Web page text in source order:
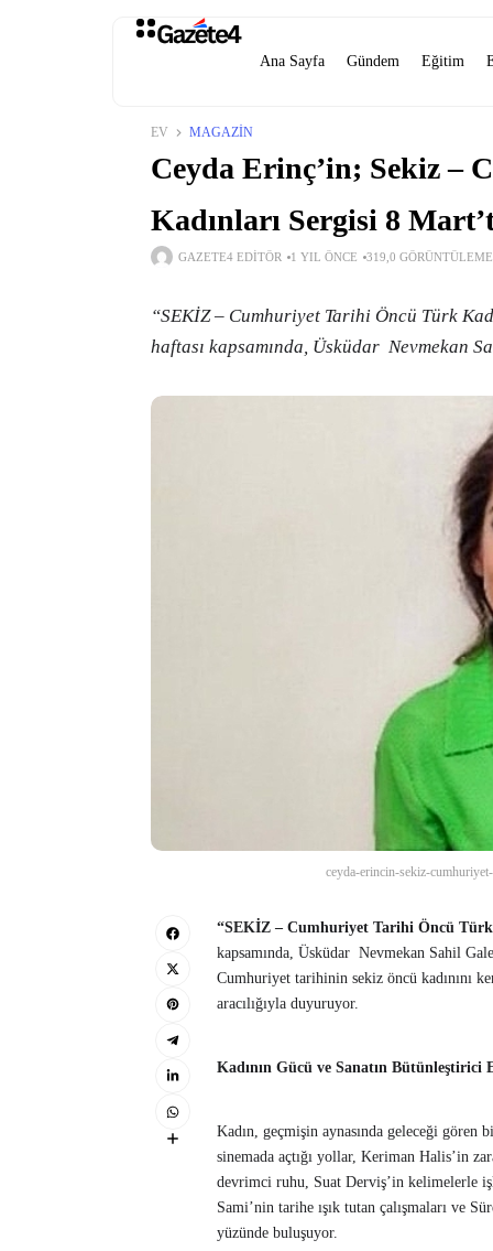
Ana Sayfa Gündem Eğitim
EV MAGAZIN
Ceyda Erinç’in; Sekiz –
Kadınları Sergisi 8
GAZETE4 EDITÖR 1 YIL ÖNCE 319,0 GÖRÜNTÜLEME
“SEKİZ – Cumhuriyet Tarihi Öncü Türk
haftası kapsamında, Üsküdar Nevmekan
ceyda-erincin-sekiz-
“SEKİZ – Cumhuriyet Tarihi Öncü Türk
kapsamında, Üsküdar Nevmekan Sahil
Cumhuriyet tarihinin sekiz öncü kadınını
aracılığıyla duyuruyor.
Kadının Gücü ve Sanatın Bütünleştirici
Kadın, geçmişin aynasında geleceği gören
sinemada açtığı yollar, Keriman Halis’in
devrimci ruhu, Suat Derviş’in kelimelerle
Sami’nin tarihe ışık tutan çalışmaları ve
yüzünde buluşuyor.